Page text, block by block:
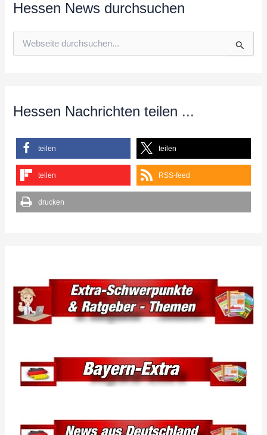
Hessen News durchsuchen
nHessen Nachrichten teilen ...
teilen teilen
teilen RSS-feed
drucken